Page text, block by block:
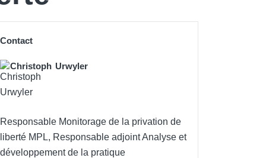
Contact
Christoph Urwyler
Responsable Monitorage de la privation de
liberté MPL, Responsable adjoint Analyse et
développement de la pratique